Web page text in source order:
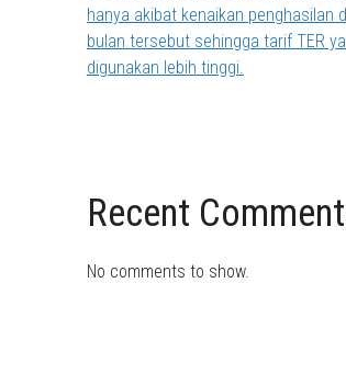
hanya akibat kenaikan penghasilan
bulan tersebut sehingga tarif TER
digunakan lebih tinggi.
Recent
No comments to show.